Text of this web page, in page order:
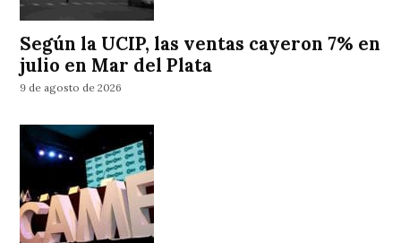
Según la UCIP, las ventas cayeron 7% en
julio en Mar del Plata
9 de agosto de 2026